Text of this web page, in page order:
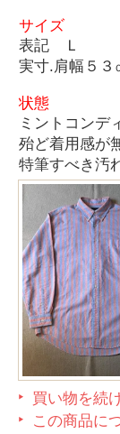
サイズ
表記 Ｌ
実寸.肩幅５３
状態
ミントコンデ
殆ど着用感が
特筆すべき汚
買い物を続
この商品に